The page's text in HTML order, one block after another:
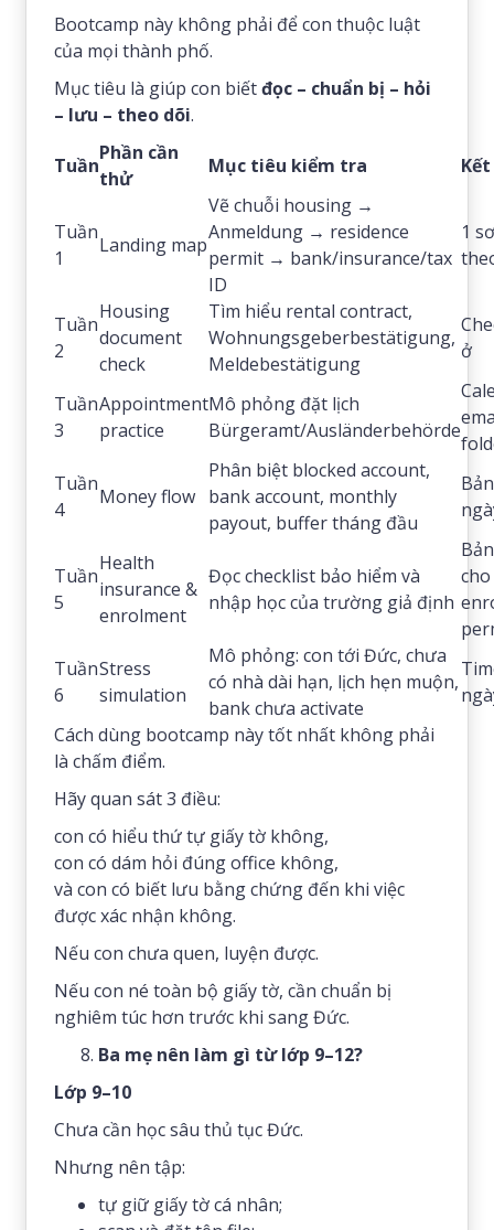
Bootcamp này không phải để con thuộc luật
của mọi thành phố.
Mục tiêu là giúp con biếtđọc – chuẩn bị – hỏi
– lưu – theo dõi.
Tuần
Phần cần
thử
Mục tiêu kiểm tra
Tuần
1
Landing map
Vẽ chuỗi housing →
Anmeldung → residence
permit → bank/insurance/tax
ID
1
Tuần
2
Housing
document
check
Tìm hiểu rental contract,
Wohnungsgeberbestätigung,
Meldebestätigung
ở
Tuần
3
Appointment
practice
Mô phỏng đặt lịch
Bürgeramt/Ausländerbehörde
Tuần
4
Money flow
Phân biệt blocked account,
bank account, monthly
payout, buffer tháng đầu
Tuần
5
Health
insurance &
enrolment
Đọc checklist bảo hiểm và
nhập học của trường giả định
cho
Tuần
6
Stress
simulation
Mô phỏng: con tới Đức, chưa
có nhà dài hạn, lịch hẹn muộn,
bank chưa activate
Cách dùng bootcamp này tốt nhất không phải
là chấm điểm.
Hãy quan sát 3 điều:
con có hiểu thứ tự giấy tờ không,
con có dám hỏi đúng office không,
và con có biết lưu bằng chứng đến khi việc
được xác nhận không.
Nếu con chưa quen, luyện được.
Nếu con né toàn bộ giấy tờ, cần chuẩn bị
nghiêm túc hơn trước khi sang Đức.
Ba mẹ nên làm gì từ lớp 9–12?
Lớp 9–10
Chưa cần học sâu thủ tục Đức.
Nhưng nên tập:
tự giữ giấy tờ cá nhân;